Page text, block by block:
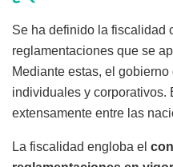
Se ha definido la fiscalidad
reglamentaciones que se
Mediante estas, el
individuales y corporativos.
extensamente entre las
La fiscalidad​ engloba el